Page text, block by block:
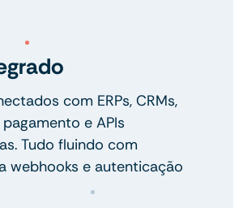
com ERPs, CRMs,
e APIs
Tudo fluindo com
webhooks e autenticação